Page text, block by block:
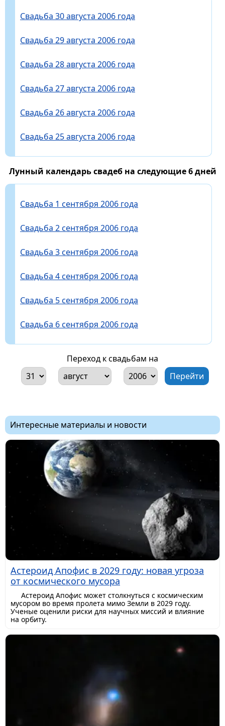
Свадьба 30 августа 2006 года
Свадьба 29 августа 2006 года
Свадьба 28 августа 2006 года
Свадьба 27 августа 2006 года
Свадьба 26 августа 2006 года
Свадьба 25 августа 2006 года
Лунный календарь свадеб на следующие 6 дней
Свадьба 1 сентября 2006 года
Свадьба 2 сентября 2006 года
Свадьба 3 сентября 2006 года
Свадьба 4 сентября 2006 года
Свадьба 5 сентября 2006 года
Свадьба 6 сентября 2006 года
Переход к свадьбам на
Интересные материалы и новости
Астероид Апофис в 2029 году: новая угроза
от космического мусора
Астероид Апофис может столкнуться с космическим
мусором во время пролета мимо Земли в 2029 году.
Ученые оценили риски для научных миссий и влияние
на орбиту.